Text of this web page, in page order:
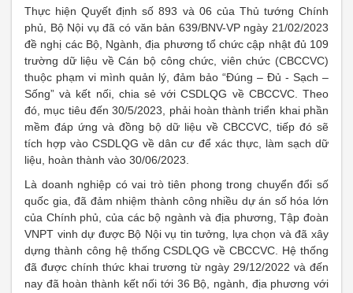
Thực hiện Quyết định số 893 và 06 của Thủ tướng Chính
phủ, Bộ Nội vụ đã có văn bản 639/BNV-VP ngày 21/02/2023
đề nghị các Bộ, Ngành, địa phương tổ chức cập nhật đủ 109
trường dữ liệu về Cán bộ công chức, viên chức (CBCCVC)
thuộc phạm vi mình quản lý, đảm bảo “Đúng – Đủ - Sạch –
Sống” và kết nối, chia sẻ với CSDLQG về CBCCVC. Theo
đó, mục tiêu đến 30/5/2023, phải hoàn thành triển khai phần
mềm đáp ứng và đồng bộ dữ liệu về CBCCVC, tiếp đó sẽ
tích hợp vào CSDLQG về dân cư để xác thực, làm sạch dữ
liệu, hoàn thành vào 30/06/2023.
Là doanh nghiệp có vai trò tiên phong trong chuyển đổi số
quốc gia, đã đảm nhiệm thành công nhiều dự án số hóa lớn
của Chính phủ, của các bộ ngành và địa phương, Tập đoàn
VNPT vinh dự được Bộ Nội vụ tin tưởng, lựa chọn và đã xây
dựng thành công hệ thống CSDLQG về CBCCVC. Hệ thống
đã được chính thức khai trương từ ngày 29/12/2022 và đến
nay đã hoàn thành kết nối tới 36 Bộ, ngành, địa phương với